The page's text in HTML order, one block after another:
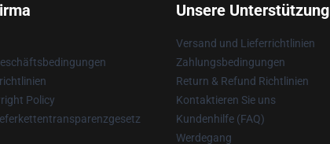
Policy
Unsere Unterstützung
Versand und Lieferrichtlinien
Zahlungsbedingungen
Return & Refund Richtlinien
Kontaktieren Sie uns
Kundenhilfe (FAQ)
Werdegang